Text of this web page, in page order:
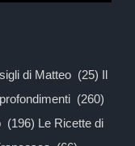
di Matteo (25) Il
(260)
(196) Le Ricette di